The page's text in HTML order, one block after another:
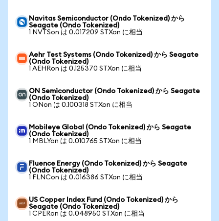
Navitas Semiconductor (Ondo Tokenized) から
Seagate (Ondo Tokenized)
1 NVTSon は 0.017209 STXon に相当
Aehr Test Systems (Ondo Tokenized) から Seagate
(Ondo Tokenized)
1 AEHRon は 0.125370 STXon に相当
ON Semiconductor (Ondo Tokenized) から Seagate
(Ondo Tokenized)
1 ONon は 0.100318 STXon に相当
Mobileye Global (Ondo Tokenized) から Seagate
(Ondo Tokenized)
1 MBLYon は 0.010765 STXon に相当
Fluence Energy (Ondo Tokenized) から Seagate
(Ondo Tokenized)
1 FLNCon は 0.016386 STXon に相当
US Copper Index Fund (Ondo Tokenized) から
Seagate (Ondo Tokenized)
1 CPERon は 0.048950 STXon に相当